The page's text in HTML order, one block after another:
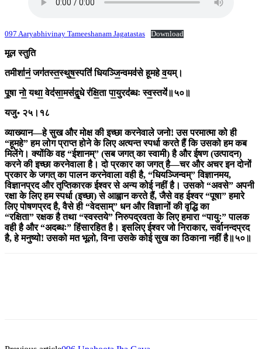
097 Aaryabhivinay Tameeshanam Jagatastas Download
मूल स्तुति
तमीशा॑नं॒ जग॑तस्त॒स्थुष॒स्पतिं॑ धियञ्जि॒न्वमव॑से हूमहे व॒यम्।
पू॒षा नो॒ यथा॒ वेद॑सा॒मस॑द्वृ॒धे र॑क्षि॒ता पा॒युरद॑ब्धः स्व॒स्तये॑॥५०॥
यजु॰ २५।१८
व्याख्यान—हे सुख और मोक्ष की इच्छा करनेवाले जनो! उस परमात्मा को ही
“हूमहे”हम लोग प्राप्त होने के लिए अत्यन्त स्पर्धा करते हैं कि उसको हम कब
मिलेंगे। क्योंकि वह “ईशानम्” (सब जगत् का स्वामी) है और ईषण (उत्पादन)
करने की इच्छा करनेवाला है। दो प्रकार का जगत् है—चर और अचर इन दोनों
प्रकार के जगत् का पालन करनेवाला वही है, “धियञ्जिन्वम्”विज्ञानमय,
विज्ञानप्रद और तृप्तिकारक ईश्वर से अन्य कोई नहीं है। उसको “अवसे” अपनी
रक्षा के लिए हम स्पर्धा (इच्छा) से आह्वान करते हैं, जैसे वह ईश्वर “पूषा”हमारे
लिए पोषणप्रद है, वैसे ही “वेदसाम्” धन और विज्ञानों की वृद्धि का
“रक्षिता”रक्षक है तथा “स्वस्तये”निरुपद्रवता के लिए हमारा “पायुः”पालक
वही है और “अदब्धः”हिंसारहित है। इसलिए ईश्वर जो निराकार, सर्वानन्दप्रद
है, हे मनुष्यो! उसको मत भूलो, विना उसके कोई सुख का ठिकाना नहीं है॥५०॥